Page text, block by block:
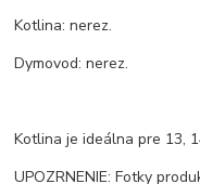
Kotlina: nerez.
Dymovod: nerez.
Kotlina je ideálna pre 13,
UPOZRNENIE: Fotky